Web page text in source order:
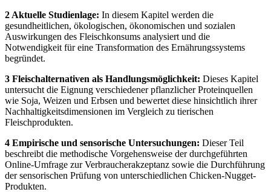
2 Aktuelle Studienlage: In diesem Kapitel werden die
gesundheitlichen, ökologischen, ökonomischen und sozialen
Auswirkungen des Fleischkonsums analysiert und die
Notwendigkeit für eine Transformation des Ernährungssystems
begründet.
3 Fleischalternativen als Handlungsmöglichkeit: Dieses Kapitel
untersucht die Eignung verschiedener pflanzlicher Proteinquellen
wie Soja, Weizen und Erbsen und bewertet diese hinsichtlich ihrer
Nachhaltigkeitsdimensionen im Vergleich zu tierischen
Fleischprodukten.
4 Empirische und sensorische Untersuchungen: Dieser Teil
beschreibt die methodische Vorgehensweise der durchgeführten
Online-Umfrage zur Verbraucherakzeptanz sowie die Durchführung
der sensorischen Prüfung von unterschiedlichen Chicken-Nugget-
Produkten.